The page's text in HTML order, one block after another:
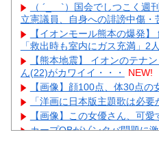
（ ´_ゝ`）国会でしつこく週
立憲議員、自身への誹謗中傷・
【イオンモール熊本の爆発
「救出時も室内にガス充満」2
【熊本地震】 イオンのテナ
ん(22)がカワイイ・・・
NEW!
【画像】顔100点、体30点の
「洋画に日本版主題歌は必要
【画像】この女優さん、可愛
カープOBがゾンタバ問題に